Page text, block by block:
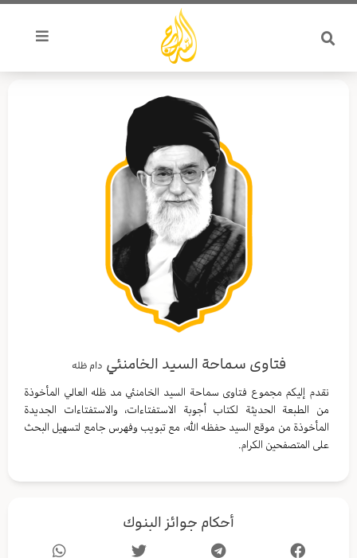
تخطي
المحتوى
فتاوى سماحة السيد الخامنئي دام ظله
نقدم إليكم مجموع فتاوى سماحة السيد الخامنئي مد ظله العالي المأخوذة
من الطبعة الحديثة لكتاب أجوبة الاستفتاءات، والاستفتاءات الجديدة
المأخوذة من موقع السيد حفظه الله، مع تبويب وفهرس جامع لتسهيل البحث
على المتصفحين الكرام.
أحكام جوائز البنوك